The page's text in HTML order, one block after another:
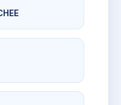
LES AVIGNON
champs
Avignon